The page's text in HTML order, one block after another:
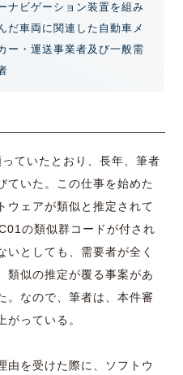
ナビゲーション装置を組み
だ車両に関連した自動車メ
ー・運送事業者及び一般需
っていたとおり、長年、筆者
ていた。この仕事を始めた
ウェアが類似と推定されて
の類似群コードが付され
いとしても、需要者が全く
類似の推定が覆る事案があ
。なので、筆者は、本件審
がっている。
由を受けた際に、ソフトウ